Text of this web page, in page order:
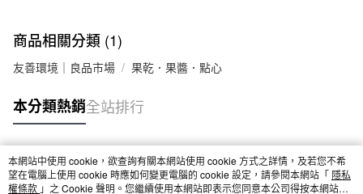
商品相關分類 (1)
友善環境｜良品市場 果乾．果醬．點心
本分類熱銷全站排行
熱門標籤
本網站中使用 cookie，欲查詢有關本網站使用 cookie 方式之詳情，及若您不希
望在電腦上使用 cookie 時應如何變更電腦的 cookie 設定，請參閱本網站「 隱私
權條款 」之 Cookie 聲明。您繼續使用本網站即表示您同意本公司得按本網站使